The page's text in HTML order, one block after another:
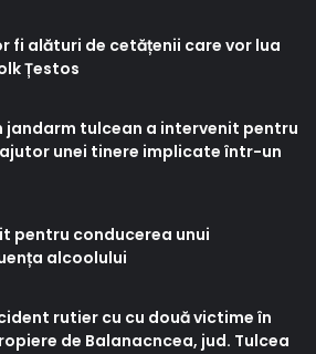
fi alături de cetățenii care vor lua
Țestos
jandarm tulcean a intervenit pentru
unei tinere implicate într-un
pentru conducerea unui
alcoolului
rutier cu cu două victime în
de Balanacncea, jud. Tulcea